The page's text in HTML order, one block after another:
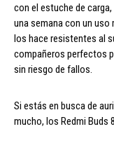
con el estuche de
una semana con un
los hace resistentes al
compañeros perfectos
sin riesgo de fallos.
Si estás en busca de
mucho, los Redmi Buds